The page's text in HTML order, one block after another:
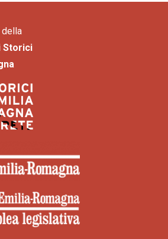
della
Storici